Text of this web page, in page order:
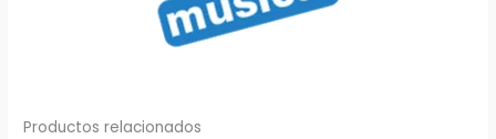
Productos relacionados